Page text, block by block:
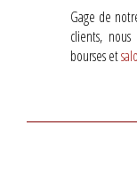
Gage de
clients,
bourses et